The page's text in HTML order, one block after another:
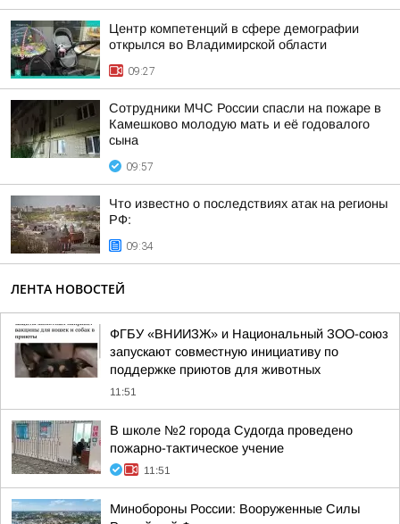
Центр компетенций в сфере демографии
открылся во Владимирской области
09:27
Сотрудники МЧС России спасли на пожаре в
Камешково молодую мать и её годовалого
сына
09:57
Что известно о последствиях атак на регионы
РФ:
09:34
ЛЕНТА НОВОСТЕЙ
ФГБУ «ВНИИЗЖ» и Национальный ЗОО-союз
запускают совместную инициативу по
поддержке приютов для животных
11:51
В школе №2 города Судогда проведено
пожарно-тактическое учение
11:51
Минобороны России: Вооруженные Силы